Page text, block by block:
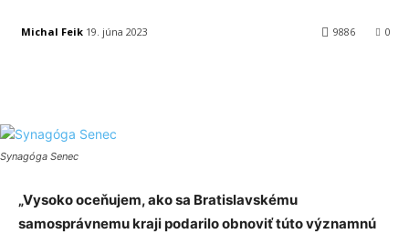
Michal Feik 19. júna 2023 0
9886
Synagóga Senec
„Vysoko oceňujem, ako sa Bratislavskému
samosprávnemu kraji podarilo obnoviť túto významnú